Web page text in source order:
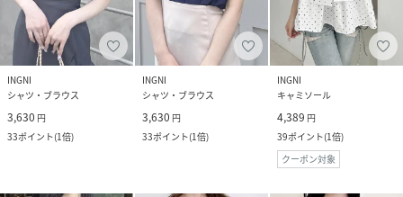
INGNI
シャツ・ブラウス
3,630 円
33ポイント(1倍)
INGNI
シャツ・ブラウス
3,630 円
33ポイント(1倍)
INGNI
キャミソール
4,389 円
39ポイント(1倍)
クーポン対象